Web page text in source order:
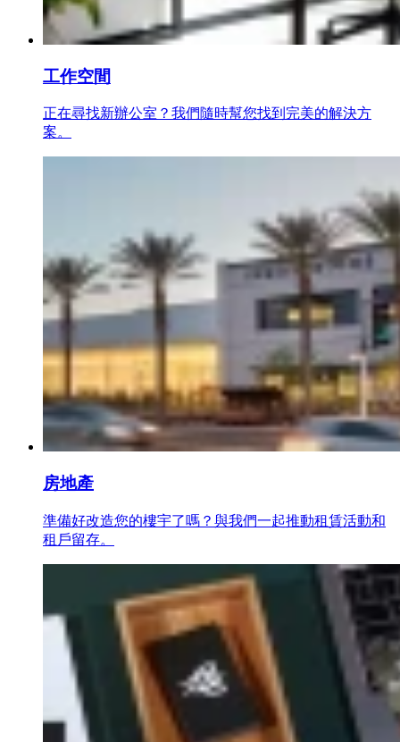
工作空間
正在尋找新辦公室？我們隨時幫您找到完美的解決方
案。
房地產
準備好改造您的樓宇了嗎？與我們一起推動租賃活動和
租戶留存。